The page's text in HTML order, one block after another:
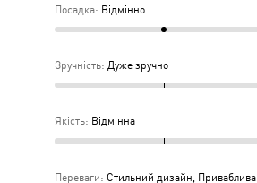
Посадка: Відмінно
Зручність: Дуже зручно
Якість: Відмінна
Переваги: Стильний дизайн, Приваблива